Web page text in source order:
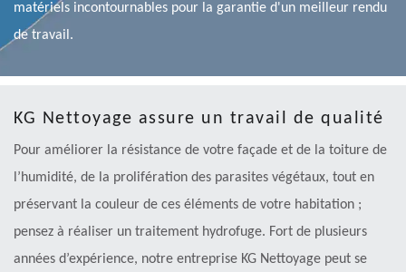
matériels incontournables pour la garantie d'un meilleur rendu
de travail.
KG Nettoyage assure un travail de qualité
Pour améliorer la résistance de votre façade et de la toiture de
l’humidité, de la prolifération des parasites végétaux, tout en
préservant la couleur de ces éléments de votre habitation ;
pensez à réaliser un traitement hydrofuge. Fort de plusieurs
années d’expérience, notre entreprise KG Nettoyage peut se